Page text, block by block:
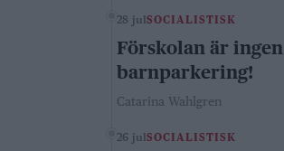
28 julSOCIALISTISK
Förskolan är ingen
barnparkering!
Catarina Wahlgren
26 julSOCIALISTISK